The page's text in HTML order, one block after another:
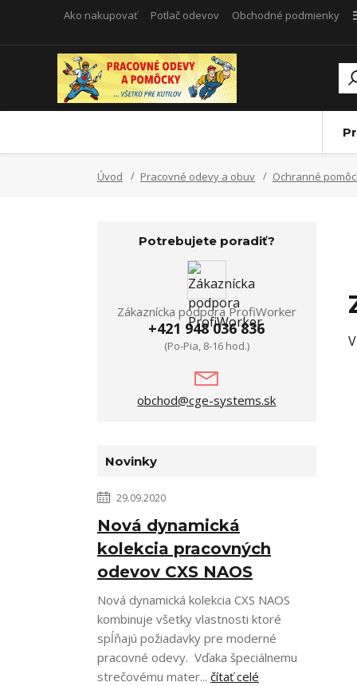
Ako nakupovať Potlač odevov Obchodné podmienky
Úvod Pracovné odevy a obuv Ochranné
Potrebujete poradiť?
Zákaznícka podpora ProfiWorker
+421 948 036 836
(Po-Pia, 8-16 hod.)
obchod@cge-systems.sk
Novinky
29.09.2020
Nová dynamická
kolekcia pracovných
odevov CXS NAOS
Nová dynamická kolekcia CXS NAOS
kombinuje všetky vlastnosti ktoré
spĺňajú požiadavky pre moderné
pracovné odevy. Vďaka špeciálnemu
strečovému mater... čítať celé